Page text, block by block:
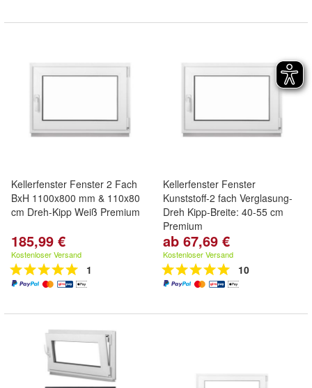
Kellerfenster Fenster 2 Fach
BxH 1100x800 mm & 110x80
cm Dreh-Kipp Weiß Premium
185,99 €
Kostenloser Versand
1
Kellerfenster Fenster
Kunststoff-2 fach Verglasung-
Dreh Kipp-Breite: 40-55 cm
Premium
ab 67,69 €
Kostenloser Versand
10